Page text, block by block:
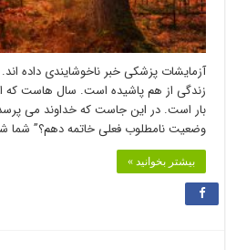
آزمایشات پزشکی خبر ناخوشایندی داده
زندگی از هم پاشیده است. سال هاست که
بار است. در این جاست که خداوند می
وضعیت نامطلوب فعلی خاتمه دهم؟” شما
بیشتر بخوانید »